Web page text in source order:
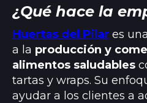
¿Qué hace la
Huertas del Pilar es
a la producción y
alimentos saludables
tartas y wraps. Su
ayudar a los clientes a